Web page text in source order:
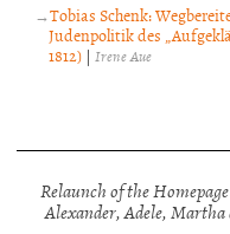
Tobias Schenk:
Judenpolitik des
1812) | Irene Aue
Relaunch of the
Alexander, Adele,